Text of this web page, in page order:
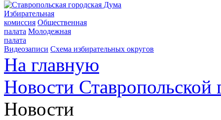
Избирательная
комиссия Общественная
палата Молодежная
палата
Видеозаписи Схема избирательных округов
На главную
Новости
Новости